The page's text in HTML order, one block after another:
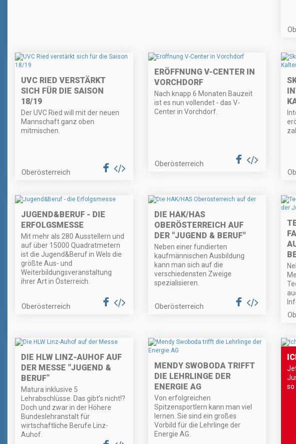
UVC RIED VERSTÄRKT
SICH FÜR DIE SAISON
18/19
Der UVC Ried will mit der neuen
Mannschaft ganz oben
mitmischen.
Oberösterreich
ERÖFFNUNG V-CENTER IN
VORCHDORF
Nach knapp 6 Monaten Bauzeit
ist es nun vollendet - das V-
Center in Vorchdorf.
Oberösterreich
JUGEND&BERUF - DIE
ERFOLGSMESSE
Mit mehr als 280 Ausstellern und
auf über 15000 Quadratmetern
ist die Jugend&Beruf in Wels die
größte Aus- und
Weiterbildungsveranstaltung
ihrer Art in Österreich.
Oberösterreich
DIE HAK/HAS
OBERÖSTERREICH AUF
DER "JUGEND & BERUF"
Neben einer fundierten
kaufmännischen Ausbildung
kann man sich auf die
verschiedensten Zweige
spezialisieren.
Oberösterreich
DIE HLW LINZ-AUHOF AUF
DER MESSE "JUGEND &
BERUF”
Matura inklusive 5
Lehrabschlüsse. Das gibt’s nicht!?
Doch und zwar in der Höhere
Bundeslehranstalt für
wirtschaftliche Berufe Linz-
Auhof.
MENDY SWOBODA TRIFFT
DIE LEHRLINGE DER
ENERGIE AG
Von erfolgreichen
Spitzensportlern kann man viel
lernen. Sie sind ein großes
Vorbild für die Lehrlinge der
Energie AG.
so